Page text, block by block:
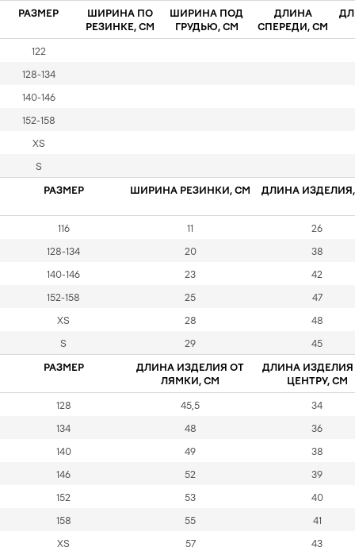
РАЗМЕР
ШИРИНА ПО
РЕЗИНКЕ, СМ
ШИРИНА ПОД
ГРУДЬЮ, СМ
ДЛИНА
СПЕРЕДИ, СМ
122
128-134
140-146
152-158
XS
S
РАЗМЕР ШИРИНА РЕЗИНКИ, СМ ДЛИНА
116 11 26
128-134 20 38
140-146 23 42
152-158 25 47
XS 28 48
S 29 45
РАЗМЕР
ДЛИНА ИЗДЕЛИЯ ОТ
ЛЯМКИ, СМ
ДЛИНА
ЦЕНТРУ, СМ
128 45,5 34
134 48 36
140 49 38
146 52 39
152 53 40
158 55 41
XS 57 43